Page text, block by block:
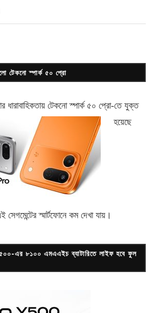
টেকনো স্পার্ক ৫০ প্রো
ধারাবাহিকতায় টেকনোস্পার্ক ৫০ প্রো-তে যুক্ত
হয়েছে
স্মার্টফোনে কম দেখা যায়।
এর ৮১০০ এমএএইচ ব্যাটারিতে লাইফ হবে ফুল